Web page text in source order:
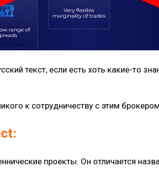
текст, если есть хоть какие-то
к сотрудничеству с этим
проекты. Он отличается